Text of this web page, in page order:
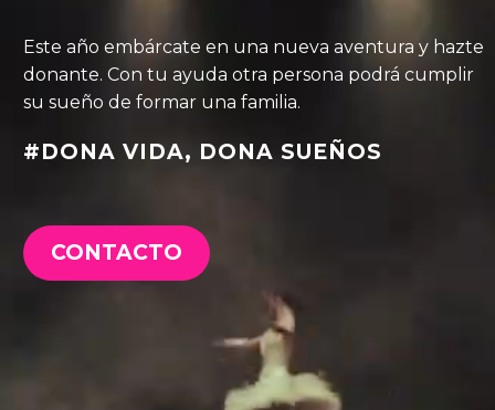
Este año embárcate en una nueva aventura y hazte
donante. Con tu ayuda otra persona podrá cumplir
su sueño de formar una familia.
#DONA VIDA, DONA SUEÑOS
CONTACTO